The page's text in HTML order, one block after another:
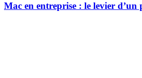
Mac en entreprise : le levier d’un